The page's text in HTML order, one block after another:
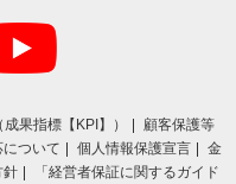
果指標【KPI】）
顧客保護等
ついて 個人情報保護宣言
金
針
「経営者保証に関するガイド